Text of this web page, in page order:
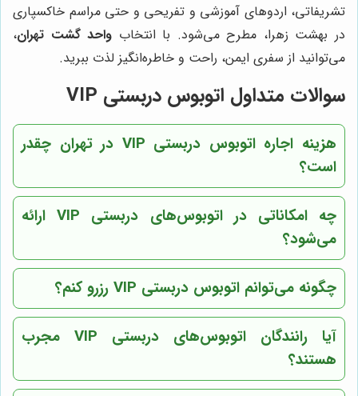
تشریفاتی، اردوهای آموزشی و تفریحی و حتی مراسم خاکسپاری
در بهشت زهرا، مطرح می‌شود. با انتخاب واحد گشت تهران،
می‌توانید از سفری ایمن، راحت و خاطره‌انگیز لذت ببرید.
سوالات متداول اتوبوس دربستی VIP
هزینه اجاره اتوبوس دربستی VIP در تهران چقدر
است؟
چه امکاناتی در اتوبوس‌های دربستی VIP ارائه
می‌شود؟
چگونه می‌توانم اتوبوس دربستی VIP رزرو کنم؟
آیا رانندگان اتوبوس‌های دربستی VIP مجرب
هستند؟